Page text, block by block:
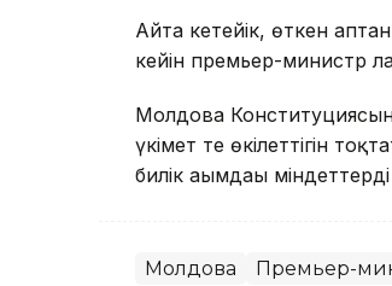
Айта кетейік, өткен
кейін премьер-министр
Молдова
үкімет те өкілеттігін
билік ағымдағы
Молдова Премьер-